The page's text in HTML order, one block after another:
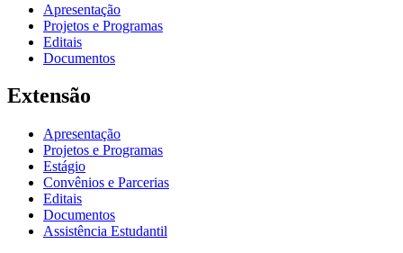
Apresentação
Projetos e Programas
Editais
Documentos
Extensão
Apresentação
Projetos e Programas
Estágio
Convênios e Parcerias
Editais
Documentos
Assistência Estudantil